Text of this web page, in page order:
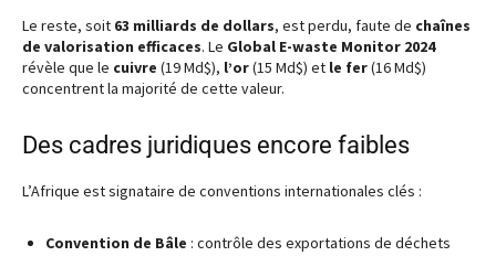
Le reste, soit 63 milliards de dollars, est perdu, faute de chaînes
de valorisation efficaces. Le Global E-waste Monitor 2024
révèle que le cuivre (19 Md$), l’or(15 Md$) et le fer(16 Md$)
concentrent la majorité de cette valeur.
Des cadres juridiques encore faibles
L’Afrique est signataire de conventions internationales clés :
Convention de Bâle : contrôle des exportations de déchets